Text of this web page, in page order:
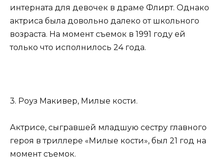
интерната для девочек в драме Флирт. Однако
актриса была довольно далеко от школьного
возраста. На момент съемок в 1991 году ей
только что исполнилось 24 года.
3. Роуз Макивер, Милые кости.
Актрисе, сыгравшей младшую сестру главного
героя в триллере «Милые кости», был 21 год на
момент съемок.